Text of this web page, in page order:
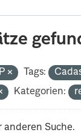
Tags:
Kategorien:
anderen Suche.